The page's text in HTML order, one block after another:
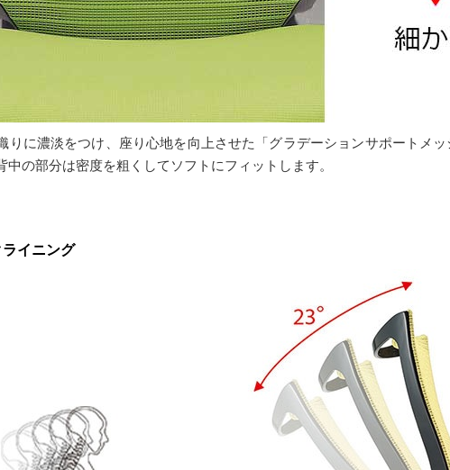
りに濃淡をつけ、座り心地を向上させた「グラデーションサポートメ
中の部分は密度を粗くしてソフトにフィットします。
イニング